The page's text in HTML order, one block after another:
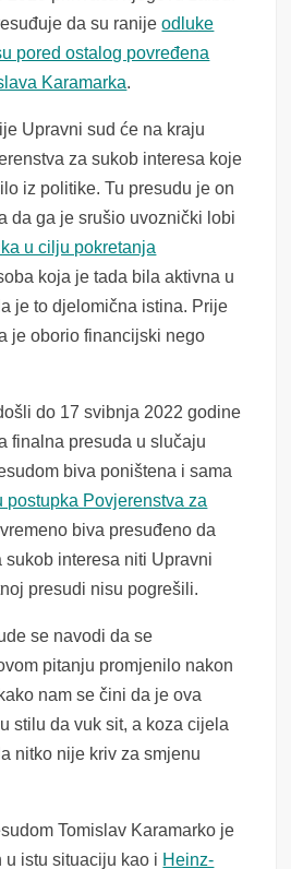
da su ranijeodluke
pored ostalog povređena
Karamarka.
Upravni sud će na kraju
za sukob interesa koje
iz politike. Tu presudu je on
da ga je srušio uvoznički lobi
u cilju pokretanja
koja je tada bila aktivna u
je to djelomična istina. Prije
je oborio financijski nego
do 17 svibnja 2022 godine
finalna presuda u slučaju
biva poništena i sama
postupka Povjerenstva za
biva presuđeno da
sukob interesa niti Upravni
presudi nisu pogrešili.
se navodi da se
pitanju promjenilo nakon
nam se čini da je ova
stilu da vuk sit, a koza cijela
nitko nije kriv za smjenu
Tomislav Karamarko je
istu situaciju kao i Heinz-